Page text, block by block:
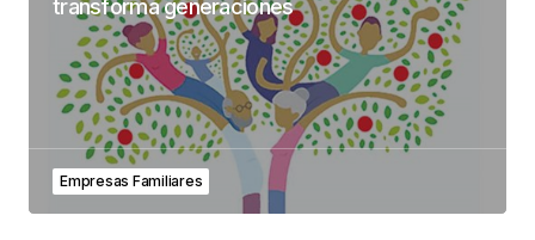
transforma generaciones
Empresas Familiares